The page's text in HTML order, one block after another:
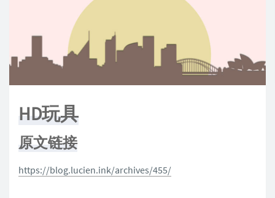
HD玩具
原文链接
https://blog.lucien.ink/archives/455/